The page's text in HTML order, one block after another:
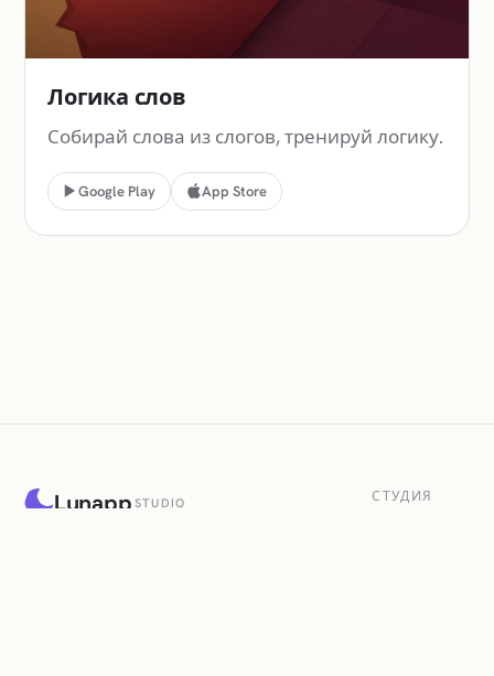
Логика слов
Собирай слова из слогов, тренируй логику.
Google Play App Store
Lunapp STUDIO СТУДИЯ